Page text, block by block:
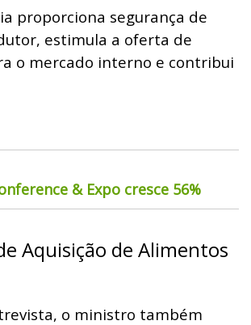
proporciona segurança de
estimula a oferta de
o mercado interno e contribui
& Expo cresce 56%
Aquisição de Alimentos
o ministro também